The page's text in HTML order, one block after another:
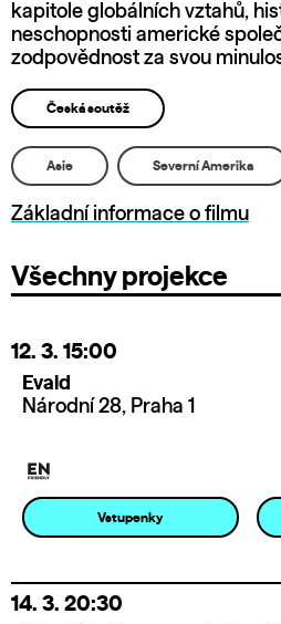
kapitole globálních vztahů,
neschopnosti americké
zodpovědnost za svou
Česká soutěž
Asie Severní Amerika
Základní informace o filmu
Všechny projekce
12. 3. 15:00
Evald
Národní 28, Praha 1
Vstupenky
14. 3. 20:30